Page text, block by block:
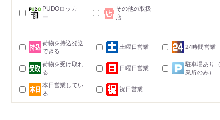
PUDOロッカ
ー
その他の取扱
店
荷物を持込発送
できる
土曜日営業 24時間営業
荷物を受け取れ
る
日曜日営業
駐車場あり
業所のみ）
本日営業してい
る
祝日営業